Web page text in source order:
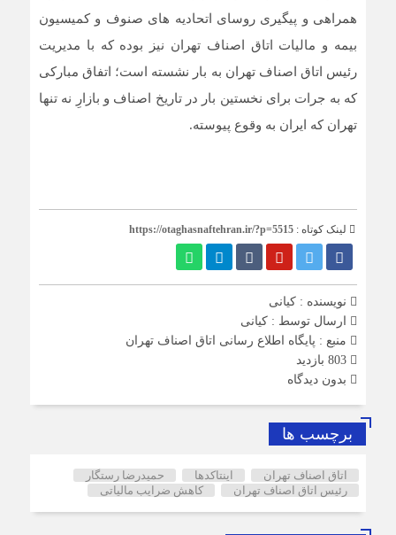
همراهی و پیگیری روسای اتحادیه های صنوف و کمیسیون
بیمه و مالیات اتاق اصناف تهران نیز بوده که با مدیریت
رئیس اتاق اصناف تهران به بار نشسته است؛ اتفاق مبارکی
که به جرات برای نخستین بار در تاریخ اصناف و بازارِ نه تنها
تهران که ایران به وقوع پیوسته.
لینک کوتاه : https://otaghasnaftehran.ir/?p=5515
نویسنده : کیانی
ارسال توسط : کیانی
منبع : پایگاه اطلاع رسانی اتاق اصناف تهران
بدون دیدگاه
برچسب ها
اتاق اصناف تهران اینتاکدها
حمیدرضا رستگار
رئیس اتاق اصناف تهران
کاهش ضرایب مالیاتی